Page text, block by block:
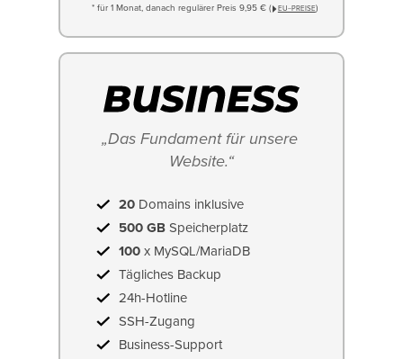
* für 1 Monat, danach regulärer Preis 9,95 € ( EU−PREISE)
„Das Fundament für unsere
Website.“
20 Domains inklusive
500 GB Speicherplatz
100 x MySQL/MariaDB
Tägliches Backup
24h-Hotline
SSH-Zugang
Business-Support